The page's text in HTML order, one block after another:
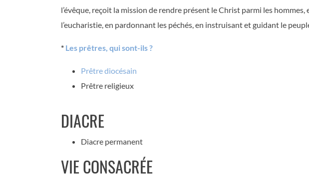
l’évêque, reçoit la mission de rendre présent le Christ parmi les hommes,
l’eucharistie, en pardonnant les péchés, en instruisant et guidant le
* Les prêtres, qui sont-ils ?
Prêtre diocésain
Prêtre religieux
DIACRE
Diacre permanent
VIE CONSACRÉE